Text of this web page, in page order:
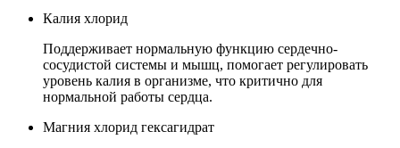
Калия хлорид
Поддерживает нормальную функцию сердечно-
сосудистой системы и мышц, помогает регулировать
уровень калия в организме, что критично для
нормальной работы сердца.
Магния хлорид гексагидрат